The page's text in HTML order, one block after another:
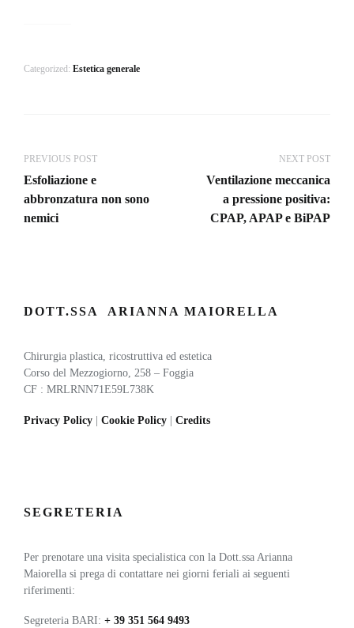
Categorized: Estetica generale
PREVIOUS POST
Esfoliazione e
abbronzatura non sono
nemici
NEXT POST
Ventilazione meccanica
a pressione positiva:
CPAP, APAP e BiPAP
DOTT.SSA ARIANNA MAIORELLA
Chirurgia plastica, ricostruttiva ed estetica
Corso del Mezzogiorno, 258 – Foggia
CF : MRLRNN71E59L738K
Privacy Policy Cookie Policy Credits
SEGRETERIA
Per prenotare una visita specialistica con la Dott.ssa Arianna
Maiorella si prega di contattare nei giorni feriali ai seguenti
riferimenti:
Segreteria BARI: + 39 351 564 9493